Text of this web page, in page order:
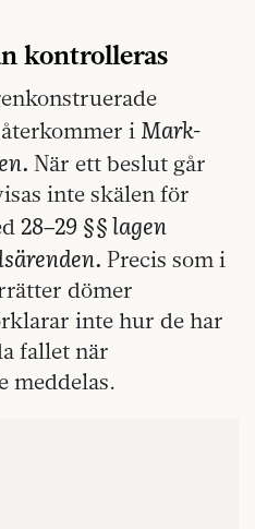
kontrolleras
i Mark-
När ett beslut går
inte skälen för
28–29 §§ lagen
Precis som i
dömer
inte hur de har
fallet när
meddelas.